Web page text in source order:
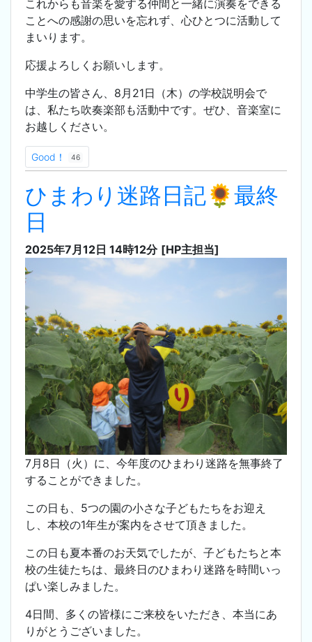
これからも音楽を愛する仲間と一緒に演奏をできる
ことへの感謝の思いを忘れず、心ひとつに活動して
まいります。
応援よろしくお願いします。
中学生の皆さん、8月21日（木）の学校説明会で
は、私たち吹奏楽部も活動中です。ぜひ、音楽室に
お越しください。
Good！ 46
ひまわり迷路日記🌻最終
日
2025年7月12日 14時12分 [HP主担当]
7月8日（火）に、今年度のひまわり迷路を無事終了
することができました。
この日も、5つの園の小さな子どもたちをお迎え
し、本校の1年生が案内をさせて頂きました。
この日も夏本番のお天気でしたが、子どもたちと本
校の生徒たちは、最終日のひまわり迷路を時間いっ
ぱい楽しみました。
4日間、多くの皆様にご来校をいただき、本当にあ
りがとうございました。